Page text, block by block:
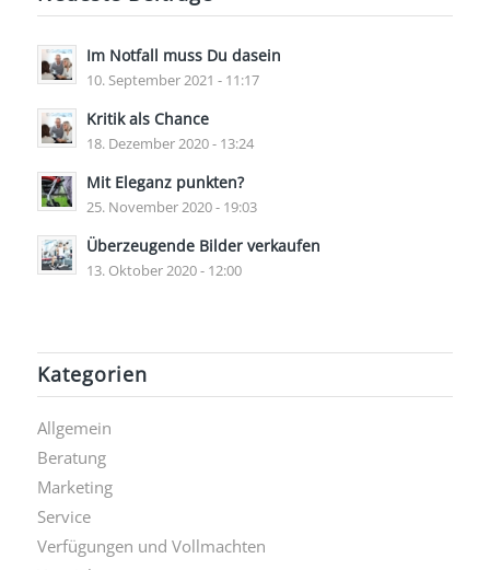
Im Notfall muss Du dasein
10. September 2021 - 11:17
Kritik als Chance
18. Dezember 2020 - 13:24
Mit Eleganz punkten?
25. November 2020 - 19:03
Überzeugende Bilder verkaufen
13. Oktober 2020 - 12:00
Kategorien
Allgemein
Beratung
Marketing
Service
Verfügungen und Vollmachten